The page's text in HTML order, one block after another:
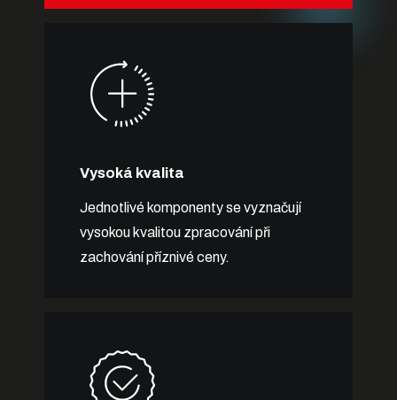
Vysoká kvalita
Jednotlivé komponenty se vyznačují
vysokou kvalitou zpracování při
zachování příznivé ceny.